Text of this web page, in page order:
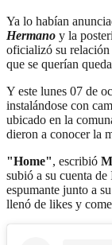
Ya lo habían
Hermano y la
oficializó su relación
que se querían
Y este lunes 07 de
instalándose con
ubicado en la
dieron a conocer la
"Home", escribió
subió a su cuenta
espumante junto a
llenó de likes y